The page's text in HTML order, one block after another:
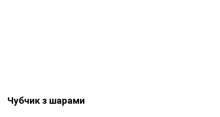
Чубчик з шарами